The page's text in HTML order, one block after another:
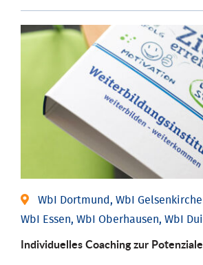
WbI Dortmund, WbI
WbI Essen, WbI Oberhausen, WbI
Individuelles Coaching zur